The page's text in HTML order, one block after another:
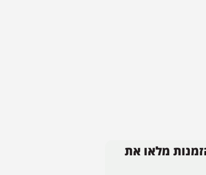
מלאו את